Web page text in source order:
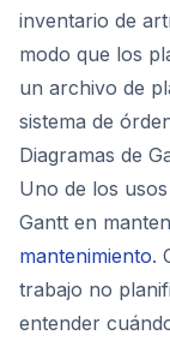
inventario de
modo que los
un archivo de
sistema de
Diagramas de
Uno de los
Gantt en
mantenimiento.
trabajo no
entender